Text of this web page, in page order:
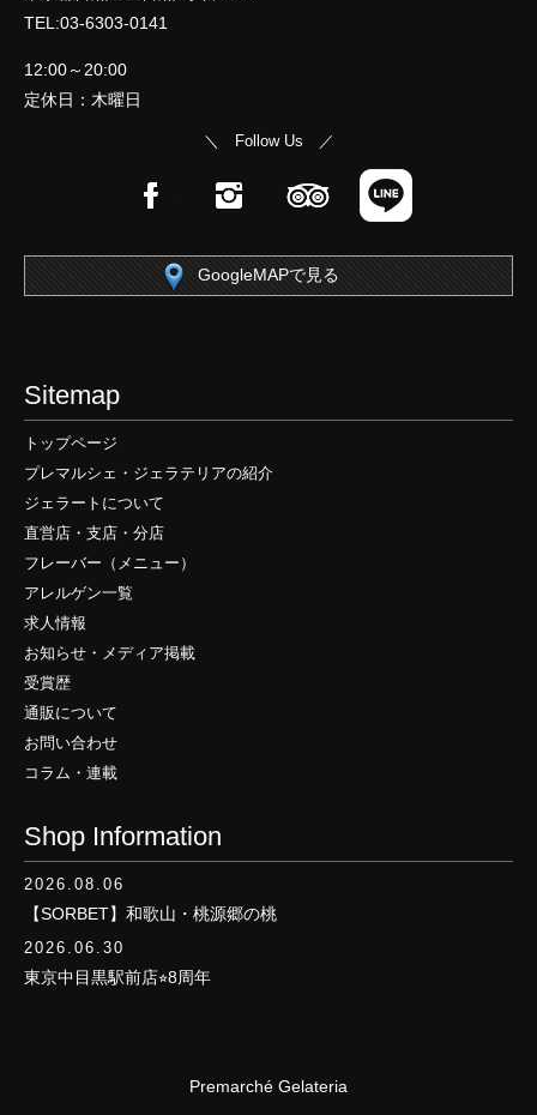
TEL:03-6303-0141
12:00～20:00
定休日：木曜日
＼ Follow Us ／
FacebookInstagramTripAdvisor
GoogleMAPで見る
Sitemap
トップページ
プレマルシェ・ジェラテリアの紹介
ジェラートについて
直営店・支店・分店
フレーバー（メニュー）
アレルゲン一覧
求人情報
お知らせ・メディア掲載
受賞歴
通販について
お問い合わせ
コラム・連載
Shop Information
2026.08.06
【SORBET】和歌山・桃源郷の桃
2026.06.30
東京中目黒駅前店⭐︎8周年
Premarché Gelateria